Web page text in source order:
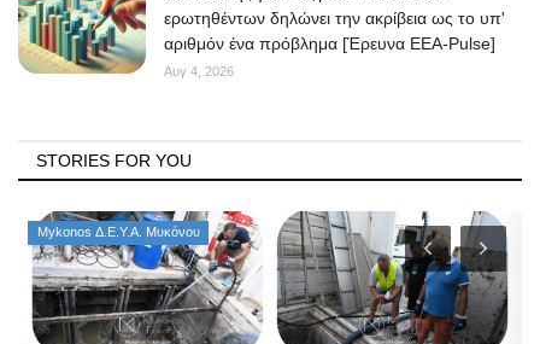
ερωτηθέντων δηλώνει την ακρίβεια ως το υπ'
αριθμόν ένα πρόβλημα [Έρευνα ΕΕΑ-Pulse]
Αυγ 4, 2026
STORIES FOR YOU
Mykonos Δ.Ε.Υ.Α. Μυκόνου